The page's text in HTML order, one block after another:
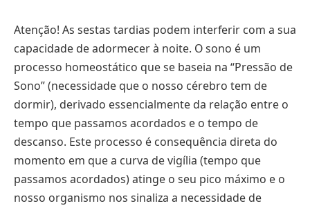
Atenção! As sestas tardias podem interferir com a sua
capacidade de adormecer à noite. O sono é um
processo homeostático que se baseia na “Pressão de
Sono” (necessidade que o nosso cérebro tem de
dormir), derivado essencialmente da relação entre o
tempo que passamos acordados e o tempo de
descanso. Este processo é consequência direta do
momento em que a curva de vigília (tempo que
passamos acordados) atinge o seu pico máximo e o
nosso organismo nos sinaliza a necessidade de